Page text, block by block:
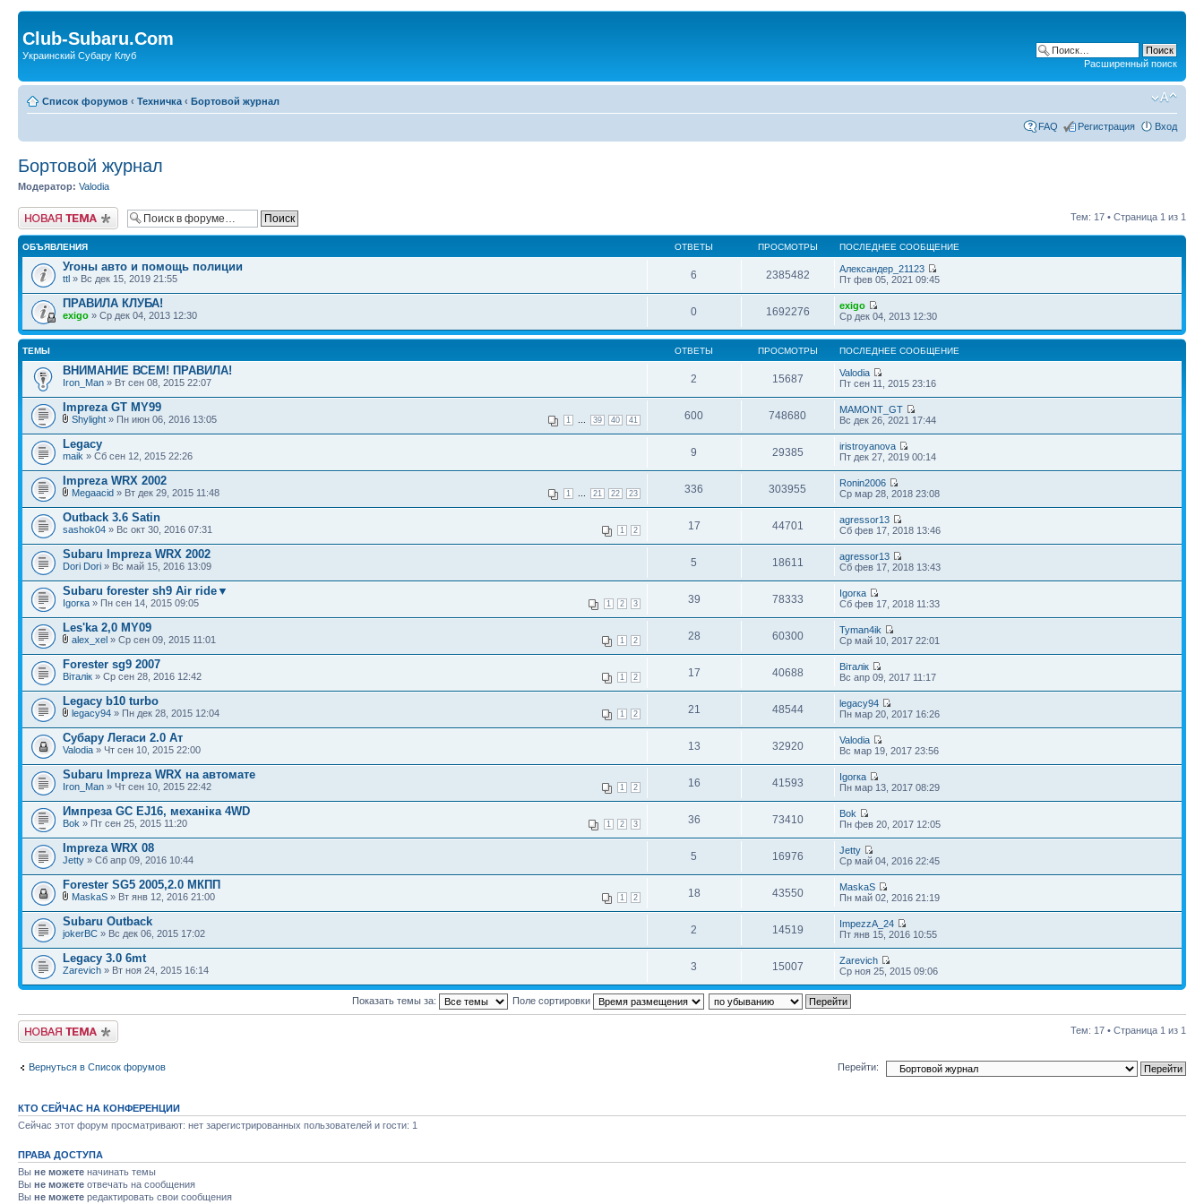
Club-Subaru.Com
Украинский Субару Клуб
Расширенный поиск
Список форумов ‹ Техничка ‹ Бортовой журнал
FAQ Регистрация Вход
Бортовой журнал
Модератор: Valodia
Новая тема Тем: 17 • Страница 1 из 1
ОБЪЯВЛЕНИЯ ОТВЕТЫ ПРОСМОТРЫ ПОСЛЕДНЕЕ СООБЩЕНИЕ
Угоны авто и помощь полиции
ttl » Вс дек 15, 2019 21:55 6 2385482
Александер_21123
Пт фев 05, 2021 09:45
ПРАВИЛА КЛУБА!
exigo » Ср дек 04, 2013 12:30 0 1692276
exigo
Ср дек 04, 2013 12:30
ТЕМЫ ОТВЕТЫ ПРОСМОТРЫ ПОСЛЕДНЕЕ СООБЩЕНИЕ
ВНИМАНИЕ ВСЕМ! ПРАВИЛА!
Iron_Man » Вт сен 08, 2015 22:07 2 15687
Valodia
Пт сен 11, 2015 23:16
Impreza GT MY99
1 39 40 41
Shylight » Пн июн 06, 2016 13:05 600 748680
MAMONT_GT
Вс дек 26, 2021 17:44
Legacy
maik » Сб сен 12, 2015 22:26 9 29385
iristroyanova
Пт дек 27, 2019 00:14
Impreza WRX 2002
1 21 22 23
Megaacid » Вт дек 29, 2015 11:48 336 303955
Ronin2006
Ср мар 28, 2018 23:08
Outback 3.6 Satin
1 2
sashok04 » Вс окт 30, 2016 07:31 17 44701
agressor13
Сб фев 17, 2018 13:46
Subaru Impreza WRX 2002
Dori Dori » Вс май 15, 2016 13:09 5 18611
agressor13
Сб фев 17, 2018 13:43
Subaru forester sh9 Air ride▼
1 2 3
Igorка » Пн сен 14, 2015 09:05 39 78333
Igorка
Сб фев 17, 2018 11:33
Les'ka 2,0 MY09
1 2
alex_xel » Ср сен 09, 2015 11:01 28 60300
Tyman4ik
Ср май 10, 2017 22:01
Forester sg9 2007
1 2
Віталік » Ср сен 28, 2016 12:42 17 40688
Віталік
Вс апр 09, 2017 11:17
Legacy b10 turbo
1 2
legacy94 » Пн дек 28, 2015 12:04 21 48544
legacy94
Пн мар 20, 2017 16:26
Субару Легаси 2.0 Ат
Valodia » Чт сен 10, 2015 22:00 13 32920
Valodia
Вс мар 19, 2017 23:56
Subaru Impreza WRX на автомате
1 2
Iron_Man » Чт сен 10, 2015 22:42 16 41593
Igorка
Пн мар 13, 2017 08:29
Импреза GC EJ16, механіка 4WD
1 2 3
Bok » Пт сен 25, 2015 11:20 36 73410
Bok
Пн фев 20, 2017 12:05
Impreza WRX 08
Jetty » Сб апр 09, 2016 10:44 5 16976
Jetty
Ср май 04, 2016 22:45
Forester SG5 2005,2.0 МКПП
1 2
MaskaS » Вт янв 12, 2016 21:00 18 43550
MaskaS
Пн май 02, 2016 21:19
Subaru Outback
jokerBC » Вс дек 06, 2015 17:02 2 14519
ImpezzA_24
Пт янв 15, 2016 10:55
Legacy 3.0 6mt
Zarevich » Вт ноя 24, 2015 16:14 3 15007
Zarevich
Ср ноя 25, 2015 09:06
Показать темы за: Поле сортировки
Новая тема Тем: 17 • Страница 1 из 1
Вернуться в Список форумов Перейти:
КТО СЕЙЧАС НА КОНФЕРЕНЦИИ
Сейчас этот форум просматривают: нет зарегистрированных пользователей и гости: 1
ПРАВА ДОСТУПА
Вы не можете начинать темы
Вы не можете отвечать на сообщения
Вы не можете редактировать свои сообщения